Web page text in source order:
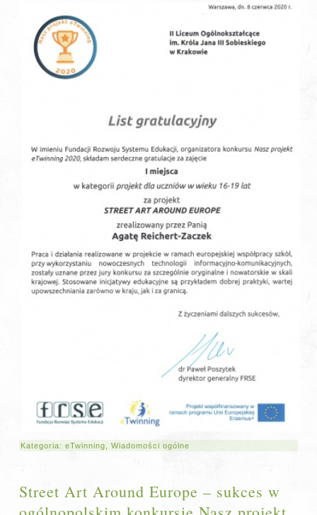
Kategoria:eTwinning ,Wiadomości ogólne
Street Art Around Europe – sukces w